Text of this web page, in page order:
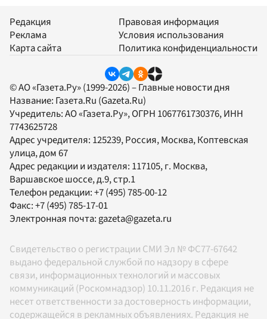
Редакция
Реклама
Карта сайта
Правовая информация
Условия использования
Политика конфиденциальности
© АО «Газета.Ру» (1999-2026) – Главные новости дня
Название: Газета.Ru (Gazeta.Ru)
Учредитель:АО «Газета.Ру», ОГРН 1067761730376, ИНН
7743625728
Адрес учредителя: 125239, Россия, Москва, Коптевская
улица, дом 67
Адрес редакции и издателя: 117105, г. Москва,
Варшавское шоссе, д.9, стр.1
Телефон редакции:+7 (495) 785-00-12
Факс:+7 (495) 785-17-01
Электронная почта: gazeta@gazeta.ru
Свидетельство о регистрации СМИ Эл № ФС77-67642
выдано федеральной службой по надзору в сфере
связи, информационных технологий и массовых
коммуникаций (Роскомнадзор) 10.11.2016 г. Редакция не
несет ответственности за достоверность информации,
содержащейся в рекламных объявлениях. Редакция не